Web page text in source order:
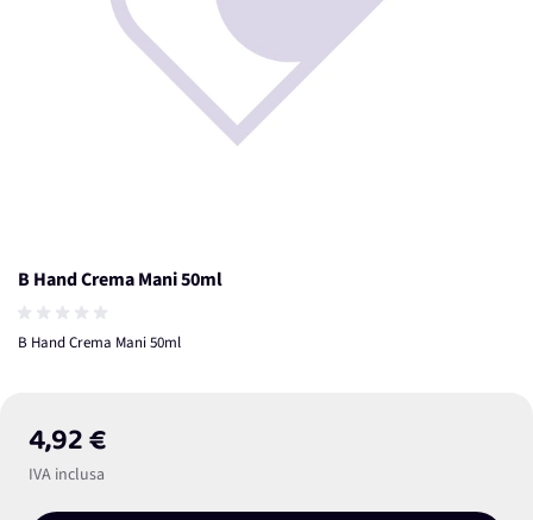
B Hand Crema Mani 50ml
B Hand Crema Mani 50ml
4,92 €
IVA inclusa